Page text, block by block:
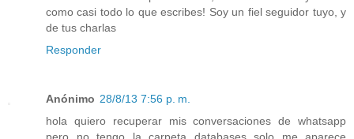
como casi todo lo que escribes! Soy un fiel seguidor tuyo, y
de tus charlas
Responder
Anónimo 28/8/13 7:56 p. m.
hola quiero recuperar mis conversaciones de whatsapp